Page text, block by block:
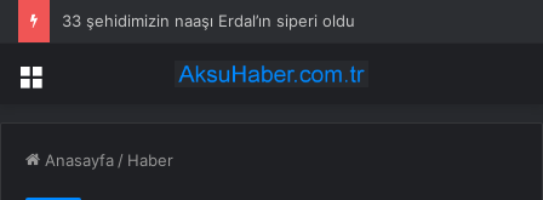
33 şehidimizin naaşı Erdal’ın siperi oldu
Menü
Anasayfa / Haber